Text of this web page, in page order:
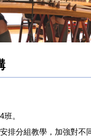
。
排分組教學，加強對不